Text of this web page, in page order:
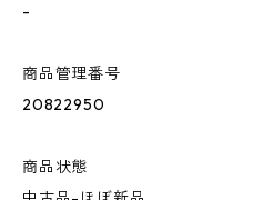
-
商品管理番号
20822950
商品状態